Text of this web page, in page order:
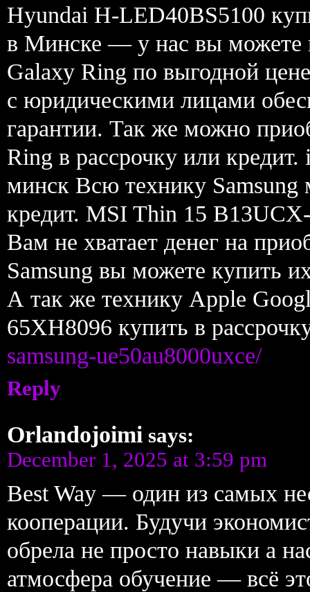
Hyundai H-LED40BS5100
в Минске — у нас вы можете
Galaxy Ring по выгодной
с юридическими лицами
гарантии. Так же можно
Ring в рассрочку или
минск Всю технику Samsung
кредит. MSI Thin 15
Вам не хватает денег на
Samsung вы можете купить
А так же технику Apple
65XH8096 купить в
samsung-ue50au8000uxce/
Reply
Orlandojoimi says:
December 1, 2025 at 3:59 pm
Best Way — один из самых
кооперации. Будучи
обрела не просто навыки а
атмосфера обучение — всё